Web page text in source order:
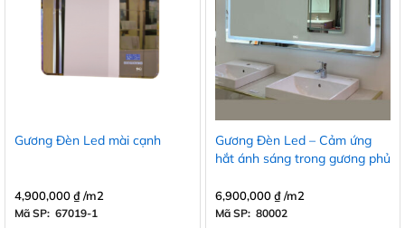
Gương Đèn Led mài cạnh
4,900,000₫/m2
Mã SP: 67019-1
Gương Đèn Led – Cảm ứng
hắt ánh sáng trong gương phủ
6,900,000₫/m2
Mã SP: 80002